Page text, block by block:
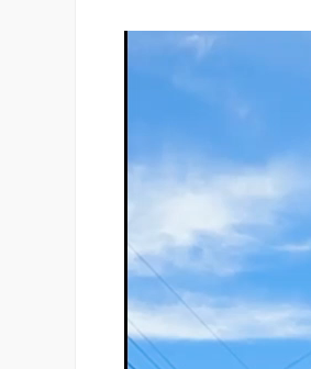
Reproductor